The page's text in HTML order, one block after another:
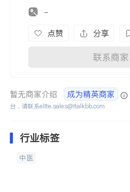
-
点赞 分享
联系商家
暂无商家介绍 成为精英商家
台，请联系elite.sales@italkbb.com
行业标签
中医